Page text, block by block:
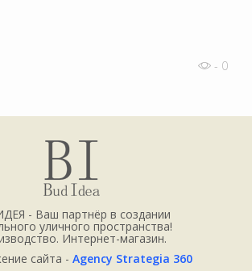
- 0
- Ваш партнёр в создании
уличного пространства!
Интернет-магазин.
сайта - Agency Strategia 360